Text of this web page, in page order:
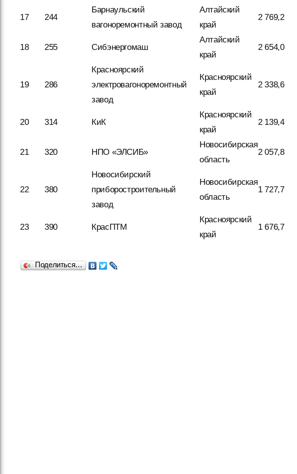
17 244
Барнаульский
вагоноремонтный завод
Алтайский
край
2 769,2
18 255 Сибэнергомаш
Алтайский
край
2 654,0
19 286
Красноярский
электровагоноремонтный
завод
Красноярский
край
2 338,6
20 314 КиК
Красноярский
край
2 139,4
21 320 НПО «ЭЛСИБ»
Новосибирская
область
2 057,8
22 380
Новосибирский
приборостроительный
завод
Новосибирская
область
1 727,7
23 390 КрасПТМ
Красноярский
край
1 676,7
Поделиться…